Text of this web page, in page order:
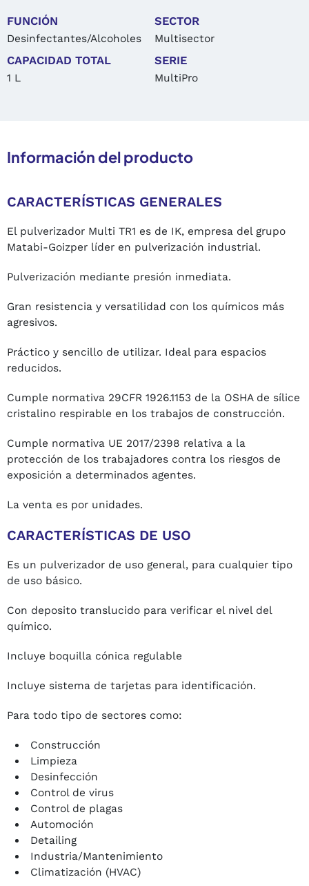
FUNCIÓN
Desinfectantes/Alcoholes
SECTOR
Multisector
CAPACIDAD TOTAL
1 L
SERIE
MultiPro
Información del producto
CARACTERÍSTICAS GENERALES
El pulverizador Multi TR1 es de IK, empresa del grupo
Matabi-Goizper líder en pulverización industrial.
Pulverización mediante presión inmediata.
Gran resistencia y versatilidad con los químicos más
agresivos.
Práctico y sencillo de utilizar. Ideal para espacios
reducidos.
Cumple normativa 29CFR 1926.1153 de la OSHA de sílice
cristalino respirable en los trabajos de construcción.
Cumple normativa UE 2017/2398 relativa a la
protección de los trabajadores contra los riesgos de
exposición a determinados agentes.
La venta es por unidades.
CARACTERÍSTICAS DE USO
Es un pulverizador de uso general, para cualquier tipo
de uso básico.
Con deposito translucido para verificar el nivel del
químico.
Incluye boquilla cónica regulable
Incluye sistema de tarjetas para identificación.
Para todo tipo de sectores como:
Construcción
Limpieza
Desinfección
Control de virus
Control de plagas
Automoción
Detailing
Industria/Mantenimiento
Climatización (HVAC)